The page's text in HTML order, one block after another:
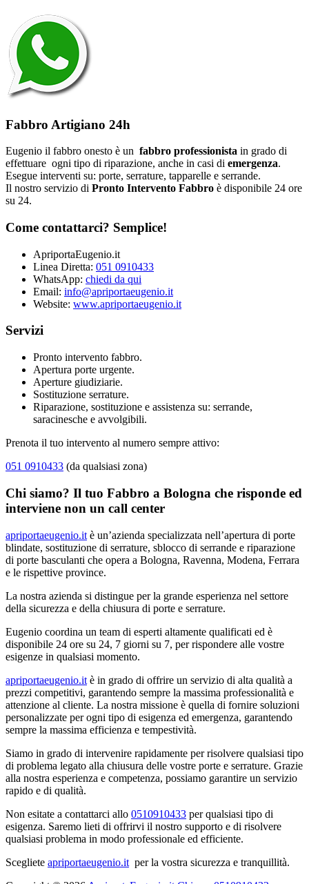
Fabbro Artigiano 24h
Eugenio il fabbro onesto è un fabbro professionista in grado di
effettuare ogni tipo di riparazione, anche in casi di emergenza.
Esegue interventi su: porte, serrature, tapparelle e serrande.
Il nostro servizio di Pronto Intervento Fabbro è disponibile 24 ore
su 24.
Come contattarci? Semplice!
ApriportaEugenio.it
Linea Diretta: 051 0910433
WhatsApp: chiedi da qui
Email: info@apriportaeugenio.it
Website: www.apriportaeugenio.it
Servizi
Pronto intervento fabbro.
Apertura porte urgente.
Aperture giudiziarie.
Sostituzione serrature.
Riparazione, sostituzione e assistenza su: serrande,
saracinesche e avvolgibili.
Prenota il tuo intervento al numero sempre attivo:
051 0910433 (da qualsiasi zona)
Chi siamo? Il tuo Fabbro a Bologna che risponde ed
interviene non un call center
apriportaeugenio.it è un’azienda specializzata nell’apertura di porte
blindate, sostituzione di serrature, sblocco di serrande e riparazione
di porte basculanti che opera a Bologna, Ravenna, Modena, Ferrara
e le rispettive province.
La nostra azienda si distingue per la grande esperienza nel settore
della sicurezza e della chiusura di porte e serrature.
Eugenio coordina un team di esperti altamente qualificati ed è
disponibile 24 ore su 24, 7 giorni su 7, per rispondere alle vostre
esigenze in qualsiasi momento.
apriportaeugenio.it è in grado di offrire un servizio di alta qualità a
prezzi competitivi, garantendo sempre la massima professionalità e
attenzione al cliente. La nostra missione è quella di fornire soluzioni
personalizzate per ogni tipo di esigenza ed emergenza, garantendo
sempre la massima efficienza e tempestività.
Siamo in grado di intervenire rapidamente per risolvere qualsiasi tipo
di problema legato alla chiusura delle vostre porte e serrature. Grazie
alla nostra esperienza e competenza, possiamo garantire un servizio
rapido e di qualità.
Non esitate a contattarci allo 0510910433 per qualsiasi tipo di
esigenza. Saremo lieti di offrirvi il nostro supporto e di risolvere
qualsiasi problema in modo professionale ed efficiente.
Scegliete apriportaeugenio.it per la vostra sicurezza e tranquillità.